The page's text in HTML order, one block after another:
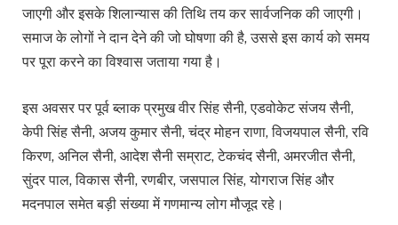
जाएगी और इसके शिलान्यास की तिथि तय कर सार्वजनिक की जाएगी।
समाज के लोगों ने दान देने की जो घोषणा की है, उससे इस कार्य को समय
पर पूरा करने का विश्वास जताया गया है।
इस अवसर पर पूर्व ब्लाक प्रमुख वीर सिंह सैनी, एडवोकेट संजय सैनी,
केपी सिंह सैनी, अजय कुमार सैनी, चंद्र मोहन राणा, विजयपाल सैनी, रवि
किरण, अनिल सैनी, आदेश सैनी सम्राट, टेकचंद सैनी, अमरजीत सैनी,
सुंदर पाल, विकास सैनी, रणबीर, जसपाल सिंह, योगराज सिंह और
मदनपाल समेत बड़ी संख्या में गणमान्य लोग मौजूद रहे।